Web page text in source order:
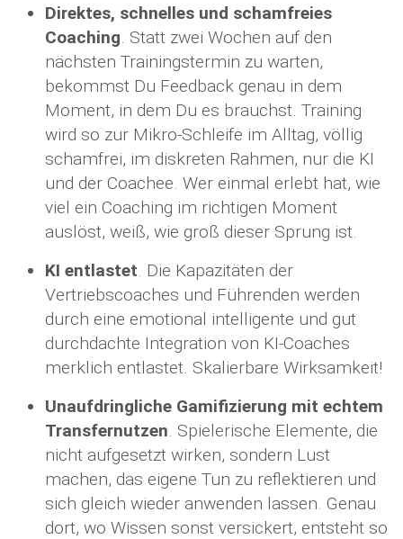
Direktes, schnelles und schamfreies
Coaching. Statt zwei Wochen auf den
nächsten Trainingstermin zu warten,
bekommst Du Feedback genau in dem
Moment, in dem Du es brauchst. Training
wird so zur Mikro-Schleife im Alltag, völlig
schamfrei, im diskreten Rahmen, nur die KI
und der Coachee. Wer einmal erlebt hat, wie
viel ein Coaching im richtigen Moment
auslöst, weiß, wie groß dieser Sprung ist.
KI entlastet. Die Kapazitäten der
Vertriebscoaches und Führenden werden
durch eine emotional intelligente und gut
durchdachte Integration von KI-Coaches
merklich entlastet. Skalierbare Wirksamkeit!
Unaufdringliche Gamifizierung mit echtem
Transfernutzen. Spielerische Elemente, die
nicht aufgesetzt wirken, sondern Lust
machen, das eigene Tun zu reflektieren und
sich gleich wieder anwenden lassen. Genau
dort, wo Wissen sonst versickert, entsteht so